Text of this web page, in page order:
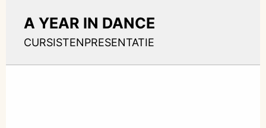
A YEAR IN DANCE
CURSISTENPRESENTATIE